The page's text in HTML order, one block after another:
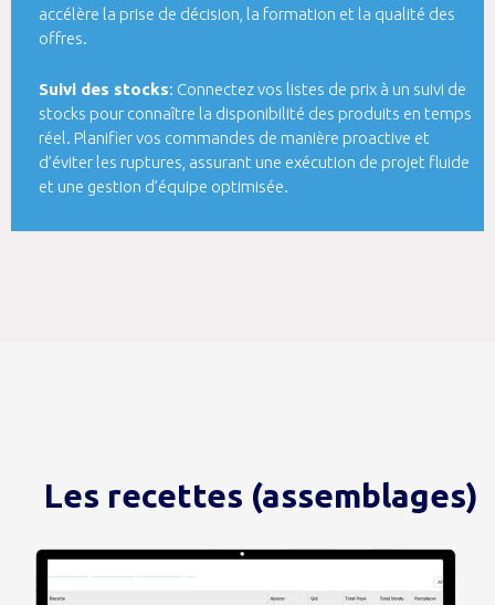
accélère la prise de décision, la formation et la qualité des
offres.
Suivi des stocks: Connectez vos listes de prix à un suivi de
stocks pour connaître la disponibilité des produits en temps
réel. Planifier vos commandes de manière proactive et
d’éviter les ruptures, assurant une exécution de projet fluide
et une gestion d’équipe optimisée.
Les recettes (assemblages)